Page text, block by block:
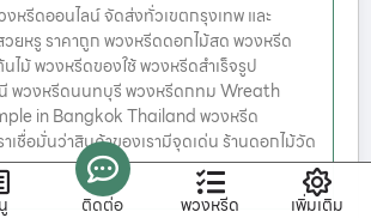
หรีดออนไลน์ จัดส่งทั่วเขตกรุงเทพ และ
ยหรู ราคาถูก พวงหรีดดอกไม้สด พวงหรีด
ม้ พวงหรีดของใช้ พวงหรีดสำเร็จรูป
พวงหรีดนนทบุรี พวงหรีดกทม Wreath
in Bangkok Thailand พวงหรีด
าเชื่อมั่นว่าสินค้าของเรามีจุดเด่น ร้านดอกไม้วัด
ติดต่อ พวงหรีด เพิ่มเติม